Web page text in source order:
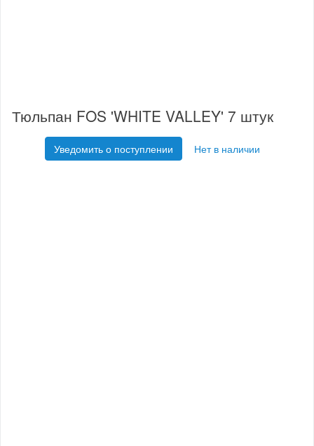
Тюльпан FOS 'WHITE VALLEY' 7 штук
Уведомить о поступлении Нет в наличии